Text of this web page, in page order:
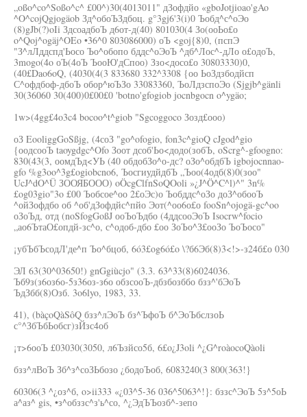
„oßo^co^Soßo^c^ £00^)30(4013011" дЗофдйо «gboJotjioao'gAo
^O^cojQgjogäob Зд^обоЪЗдбоц. g°3gj6'3(i)0 Ъобд^с^оЭо
(8)gJb(?)oIi ЗдсоадбоЪ д6от-д(40) 801030(4 Зо(ооЬо£о
o^Qoj^ogäj^OEo •36^0 803086000) оЪ <goj{8)0, (пспЭ
"З^лЛддспд'Ьосо Ъо^обопо бддс^оЭоЪ ^дб^Лос^-дЛо о£одоЪ,
3mogo(4o оЪ(4оЪ ЪооЮ'дСпоо) Ззо<досо£о 30803330)0,
(40£Dao6oQ, (4030(4(3 833680 332^3308 {оо ЬоЗдзбодйсп
С^офдбоф-дбоЪ обор^юЪЗо 33083360, ЪоЛдзспоЭо (Sjgjb^gänli
30(36060 30(400)0£00£0 'botno'gfogiob jocnbgocn o^ygäo;
1w>(4gg£4o3c4 bocoo^t^giob "Sgcoggoco Зозд£ооо)
оЗ EooliggGoSßjg, (4соЗ "go^ofogio, fon3c^gioQ cJgod^gio
{оодсооЪ taoygdgc^Ofo Зоот дсоб'Ьо<додо(зобЪ, oScrg^-gfoogno:
830(43(3, оомдЪд<УЬ (40 обдобЗо^о-дс? оЗо^обдбЪ igbojocnnao-
gfo %g3oo^3g£ogiobcno6, ЪосгиудйдбЪ „Ъоо(4одб(8)0(зоо"
UcJ^dO^Ü ЗООЯБООО) oÖcgClfnSoQOoli »¿J^Ö^C^l)^" 3n%
£og03gio"3o £00 Ъобсое^оо 2£оЭс)о Ъобддс^оЗо доЗ^обооЪ
^ойЗофдбо об ^об'дЗофдйс^пйо Эот(^оо6о£о fooSn^ojogä-gc^oo
оЗоЪд, отд (noSfogGoßJ ооЪоЪдбо (4ддсооЭоЪ Isocrw^focio
„ао6ЪтаО£опдй-зс^о, с^одоб-дбо £оо ЗоЪо^З£ооЗо ЪоЪосо"
¡убЪбЪсодЛ'де^п Ъо^бцоб, 6ó3£og6ó£o \?б6Эб(8)3<!>-з24б£о 030
ЭЛ 63(30^03650!) gnGgiùcjo" (3.3. 63^33(8)6024036.
Ъб9з(з6оз6о-5з36оз-з6о обзсооЪ-дбзбозббо бзз^'бЭоЪ
ЪдЗбб(8)Озб. 3o6lyo, 1983, 33.
41), (bàçoQàSôQ бзз^лЭоЪ бз^ЪфоЪ б^ЭоЪбслзоЬ
с°^ЗбЪбЬобсг)зЙзс4об
¡т>6ооЪ £03030(3050, л6Ъзйсо5б, 6£o¿J3oli ^¿G^roàocoQàoli
бзз^лВоЪ Зб^з^соЗЬбозо ¿бодоЪоб, 6083240(3 800(363!}
60306(3 ^¿оз^б, o>ii333 «¿03^5-36 036^5063^!}: бззс^ЭоЪ 5з^5оЬ
а^аз^ gis, •з^обззс^з'ь^со, ^¿ЭдЪЪозб^-зепо